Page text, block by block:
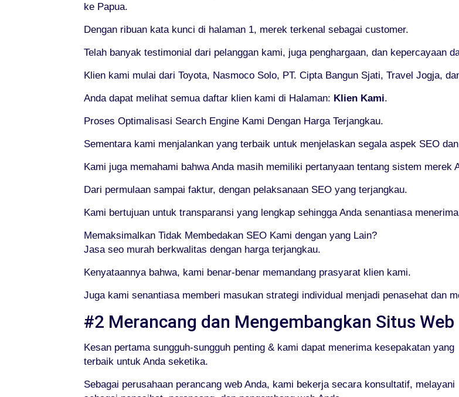
ke Papua.
Dengan ribuan kata kunci di halaman 1, merek terkenal sebagai customer.
Telah banyak testimonial dari pelanggan kami, juga penghargaan, dan kepercayaan
Klien kami mulai dari Toyota, Nasmoco Solo, PT. Cipta Bangun Sjati, Travel Jogja,
Anda dapat melihat semua daftar klien kami di Halaman: Klien Kami.
Proses Optimalisasi Search Engine Kami Dengan Harga Terjangkau.
Sementara kami menjalankan yang terbaik untuk menjelaskan segala aspek SEO
Kami juga memahami bahwa Anda masih memiliki pertanyaan tentang sistem merek
Dari permulaan sampai faktur, dengan pelaksanaan SEO yang terjangkau.
Kami bertujuan untuk transparansi yang lengkap sehingga Anda senantiasa
Memaksimalkan Tidak Membedakan SEO Kami dengan yang Lain?
Jasa seo murah berkwalitas dengan harga terjangkau.
Kenyataannya bahwa, kami benar-benar memandang prasyarat klien kami.
Juga kami senantiasa memberi masukan strategi individual menjadi penasehat dan
#2 Merancang dan Mengembangkan Situs Web
Kesan pertama sungguh-sungguh penting & kami dapat menerima kesepakatan yang
terbaik untuk Anda seketika.
Sebagai perusahaan perancang web Anda, kami bekerja secara konsultatif, melayani